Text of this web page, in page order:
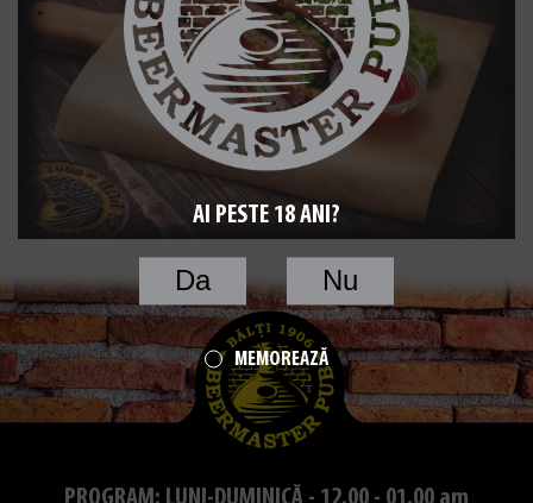
AI PESTE 18 ANI?
Da Nu
MEMOREAZĂ